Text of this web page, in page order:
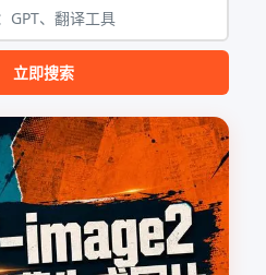
立即搜索